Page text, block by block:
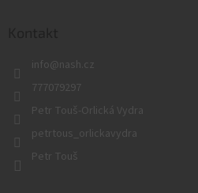
info@nash.cz
777079297
Petr Touš-Orlická Vydra
petrtous_orlickavydra
Petr Touš